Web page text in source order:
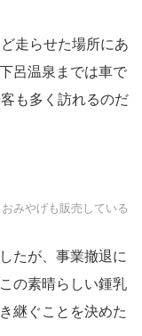
走らせた場所にあ
呂温泉までは車で
も多く訪れるのだ
みやげも販売している
たが、事業撤退に
の素晴らしい鍾乳
継ぐことを決めた